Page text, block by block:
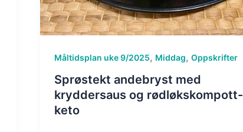
Måltidsplan uke 9/2025, Middag, Oppskrifter
Sprøstekt andebryst med
kryddersaus og rødløkskompott-
keto